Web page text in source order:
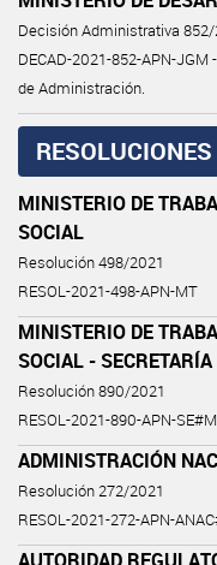
Decisión Administrativa 852/
DECAD-2021-852-APN-
de Administración.
RESOLUCIONES
MINISTERIO DE
SOCIAL
Resolución 498/2021
RESOL-2021-498-APN-MT
MINISTERIO DE
SOCIAL -
Resolución 890/2021
RESOL-2021-890-APN-
ADMINISTRACIÓN
Resolución 272/2021
RESOL-2021-272-APN-